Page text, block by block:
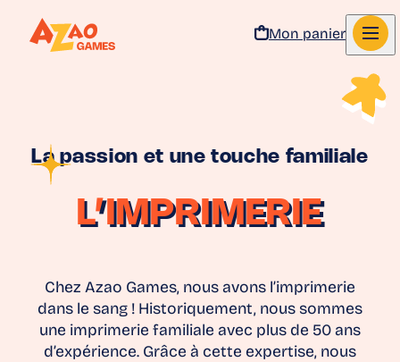
Mon panier
La passion et une touche familiale
L’IMPRIMERIE
Chez Azao Games, nous avons l’imprimerie
dans le sang ! Historiquement, nous sommes
une imprimerie familiale avec plus de 50 ans
d’expérience. Grâce à cette expertise, nous